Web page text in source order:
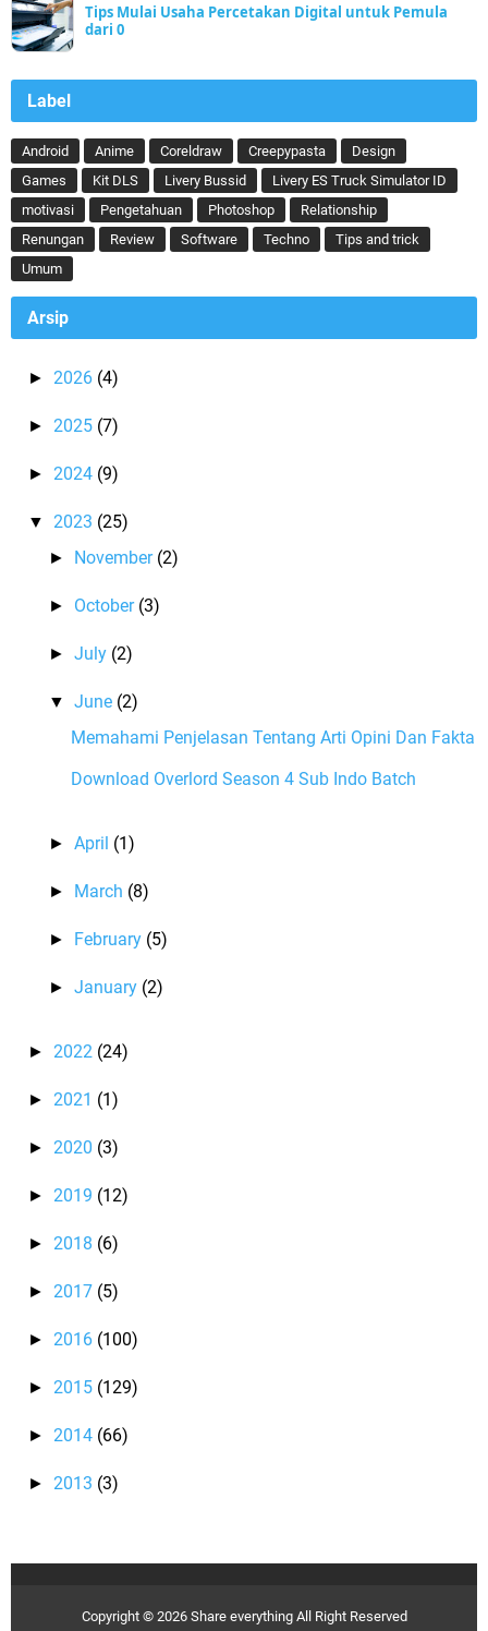
Tips Mulai Usaha Percetakan Digital untuk Pemula
dari 0
Label
Android Anime Coreldraw Creepypasta
Design
Games
Kit DLS Livery Bussid
Livery ES Truck Simulator ID
motivasi
Pengetahuan Photoshop
Relationship
Renungan
Review Software Techno
Tips and trick
Umum
Arsip
► 2026 (4)
► 2025 (7)
► 2024 (9)
▼ 2023 (25)
► November (2)
► October (3)
►July (2)
▼June (2)
Memahami Penjelasan Tentang Arti Opini Dan Fakta
Download Overlord Season 4 Sub Indo Batch
►April (1)
► March (8)
► February (5)
►January (2)
► 2022 (24)
► 2021 (1)
► 2020 (3)
► 2019 (12)
► 2018 (6)
► 2017 (5)
► 2016 (100)
► 2015 (129)
► 2014 (66)
► 2013 (3)
Copyright © 2026 Share everythingAll Right Reserved